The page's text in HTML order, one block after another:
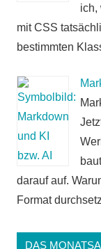
ich,
mit CSS
bestimmten
darauf auf.
Format
DAS